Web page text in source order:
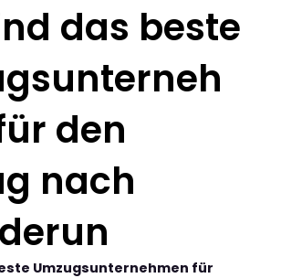
das beste
den
nach
Umzugsunternehmen für